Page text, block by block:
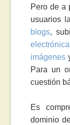
Pero de a
usuarios
blogs,
imágenes
Para un
cuestión
Es
dominio